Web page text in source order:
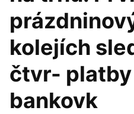
kolejích
čtvr-
bankovk